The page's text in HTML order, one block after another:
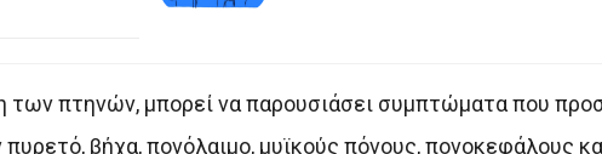
πτηνών, μπορεί να παρουσιάσει συμπτώματα που
βήχα, πονόλαιμο, μυϊκούς πόνους, πονοκεφάλους